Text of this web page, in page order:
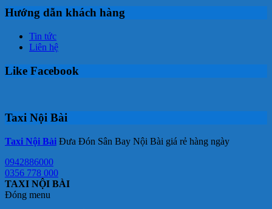
Hướng dẫn khách hàng
Tin tức
Liên hệ
Like Facebook
Taxi Nội Bài
Taxi Nội Bài Đưa Đón Sân Bay Nội Bài giá rẻ hàng ngày
0942886000
0356 778 000
TAXI NỘI BÀI
Đóng menu